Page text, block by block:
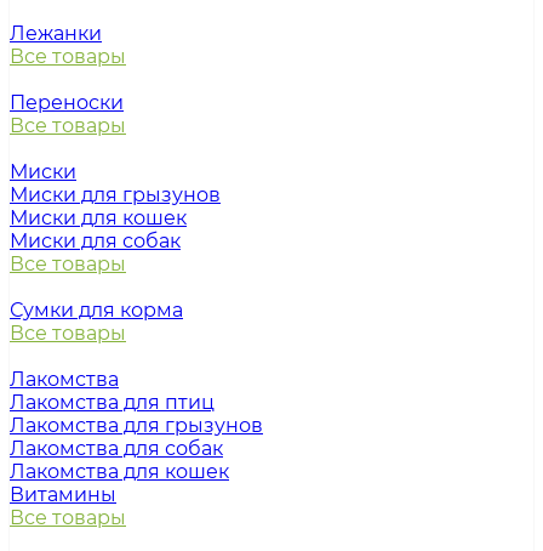
Лежанки
Все товары
Переноски
Все товары
Миски
Миски для грызунов
Миски для кошек
Миски для собак
Все товары
Сумки для корма
Все товары
Лакомства
Лакомства для птиц
Лакомства для грызунов
Лакомства для собак
Лакомства для кошек
Витамины
Все товары